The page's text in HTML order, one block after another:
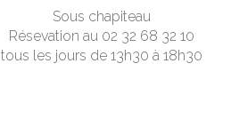
Sous chapiteau
Résevation au 02 32 68 32 10
tous les jours de 13h30 à 18h30